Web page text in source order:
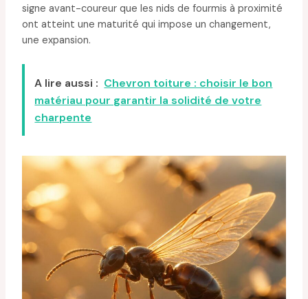
signe avant-coureur que les nids de fourmis à proximité
ont atteint une maturité qui impose un changement,
une expansion.
A lire aussi : Chevron toiture : choisir le bon
matériau pour garantir la solidité de votre
charpente